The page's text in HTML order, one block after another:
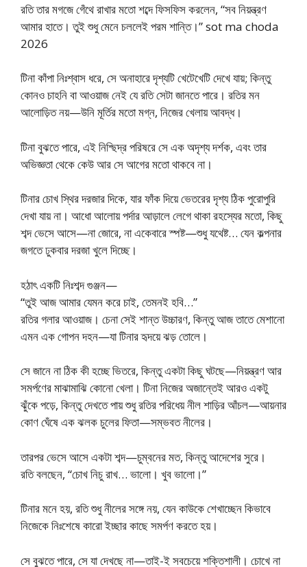
রতি তার মগজে গেঁথে রাখার মতো শব্দে ফিসফিস করলেন, “সব নিয়ন্ত্রণ
আমার হাতে। তুই শুধু মেনে চললেই পরম শান্তি।” sot ma choda
2026
টিনা কাঁপা নিঃশ্বাস ধরে, সে অনাহারে দৃশ্যটি খেটেখেটি দেখে যায়; কিন্তু
কোনও চাহনি বা আওয়াজ নেই যে রতি সেটা জানতে পারে। রতির মন
আলোড়িত নয়—উনি মূর্তির মতো মগ্ন, নিজের খেলায় আবদ্ধ।
টিনা বুঝতে পারে, এই নিশ্ছিদ্র পরিষরে সে এক অদৃশ্য দর্শক, এবং তার
অভিজ্ঞতা থেকে কেউ আর সে আগের মতো থাকবে না।
টিনার চোখ স্থির দরজার দিকে, যার ফাঁক দিয়ে ভেতরের দৃশ্য ঠিক পুরোপুরি
দেখা যায় না। আধো আলোয় পর্দার আড়ালে লেগে থাকা রহস্যের মতো, কিছু
শব্দ ভেসে আসে—না জোরে, না একেবারে স্পষ্ট—শুধু যথেষ্ট… যেন কল্পনার
জগতে ঢুকবার দরজা খুলে দিচ্ছে।
হঠাৎ একটি নিঃশব্দ গুঞ্জন—
“তুই আজ আমার যেমন করে চাই, তেমনই হবি…”
রতির গলার আওয়াজ। চেনা সেই শান্ত উচ্চারণ, কিন্তু আজ তাতে মেশানো
এমন এক গোপন দহন—যা টিনার হৃদয়ে ঝড় তোলে।
সে জানে না ঠিক কী হচ্ছে ভিতরে, কিন্তু একটা কিছু ঘটছে—নিয়ন্ত্রণ আর
সমর্পণের মাঝামাঝি কোনো খেলা। টিনা নিজের অজান্তেই আরও একটু
ঝুঁকে পড়ে, কিন্তু দেখতে পায় শুধু রতির পরিধেয় নীল শাড়ির আঁচল—আয়নার
কোণ ঘেঁষে এক ঝলক চুলের ফিতা—সম্ভবত নীলের।
তারপর ভেসে আসে একটা শব্দ—চুম্বনের মত, কিন্তু আদেশের সুরে।
রতি বলছেন, “চোখ নিচু রাখ… ভালো। খুব ভালো।”
টিনার মনে হয়, রতি শুধু নীলের সঙ্গে নয়, যেন কাউকে শেখাচ্ছেন কিভাবে
নিজেকে নিঃশেষে কারো ইচ্ছার কাছে সমর্পণ করতে হয়।
সে বুঝতে পারে, সে যা দেখছে না—তাই-ই সবচেয়ে শক্তিশালী। চোখে না